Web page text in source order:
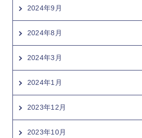
2024年9月
2024年8月
2024年3月
2024年1月
2023年12月
2023年10月